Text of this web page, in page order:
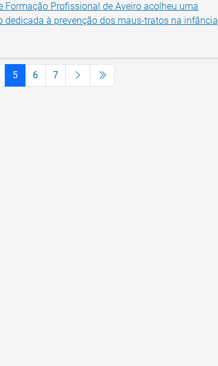
Formação Profissional de Aveiro acolheu uma
dedicada à prevenção dos maus-tratos na infância,
5 6 7